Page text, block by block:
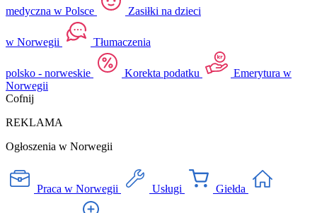
medyczna w Polsce Zasiłki na dzieci
w Norwegii Tłumaczenia
polsko - norweskie Korekta podatku
Emerytura w
Norwegii
Cofnij
REKLAMA
Ogłoszenia w Norwegii
Praca w Norwegii Usługi Giełda